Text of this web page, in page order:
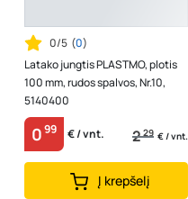
0/5 (0)
Latako jungtis PLASTMO, plotis
100 mm, rudos spalvos, Nr.10,
5140400
099 € / vnt. 229 € / vnt.
Į krepšelį